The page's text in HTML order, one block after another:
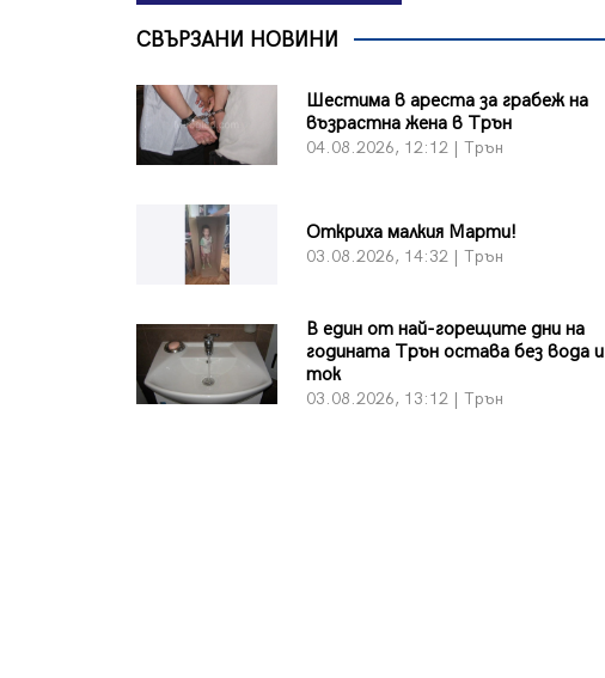
СВЪРЗАНИ НОВИНИ
Шестима в ареста за грабеж на
възрастна жена в Трън
04.08.2026, 12:12 | Трън
Откриха малкия Марти!
03.08.2026, 14:32 | Трън
В един от най-горещите дни на
годината Трън остава без вода и
ток
03.08.2026, 13:12 | Трън